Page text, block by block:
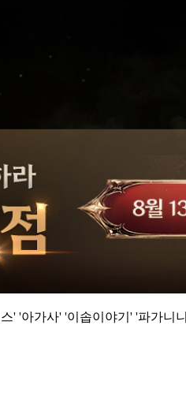
' '아가사' '이솝이야기' '파가니